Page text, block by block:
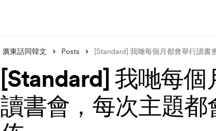
廣東話同韓文 Posts [Standard] 我哋每個月都會舉行讀書
[Standard] 我哋每個
讀書會，每次主題都